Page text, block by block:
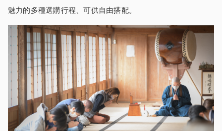
魅力的多種選購行程、可供自由搭配。